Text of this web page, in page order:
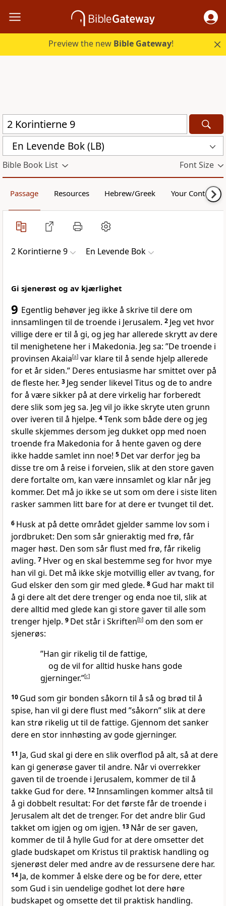
Preview the new Bible Gateway!
En Levende Bok (LB)
Bible Book List Font Size
Passage Resources Hebrew/Greek Your Content
2 Korintierne 9 En Levende Bok
Gi sjenerøst og av kjærlighet
9 Egentlig behøver jeg ikke å skrive til dere om
innsamlingen til de troende i Jerusalem. 2 Jeg vet hvor
villige dere er til å gi, og jeg har allerede skrytt av dere
til menighetene her i Makedonia. Jeg sa: ”De troende i
provinsen Akaia[a] var klare til å sende hjelp allerede
for et år siden.” Deres entusiasme har smittet over på
de fleste her. 3 Jeg sender likevel Titus og de to andre
for å være sikker på at dere virkelig har forberedt
dere slik som jeg sa. Jeg vil jo ikke skryte uten grunn
over iveren til å hjelpe. 4Tenk som både dere og jeg
skulle skjemmes dersom jeg dukket opp med noen
troende fra Makedonia for å hente gaven og dere
ikke hadde samlet inn noe! 5 Det var derfor jeg ba
disse tre om å reise i forveien, slik at den store gaven
dere fortalte om, kan være innsamlet og klar når jeg
kommer. Det må jo ikke se ut som om dere i siste liten
rasker sammen litt bare for at dere er tvunget til det.
6 Husk at på dette området gjelder samme lov som i
jordbruket: Den som sår gnieraktig med frø, får
mager høst. Den som sår flust med frø, får rikelig
avling. 7 Hver og en skal bestemme seg for hvor mye
han vil gi. Det må ikke skje motvillig eller av tvang, for
Gud elsker den som gir med glede. 8 Gud har makt til
å gi dere alt det dere trenger og enda noe til, slik at
dere alltid med glede kan gi store gaver til alle som
trenger hjelp. 9 Det står i Skriften[b] om den som er
sjenerøs:
”Han gir rikelig til de fattige,
og de vil for alltid huske hans gode
gjerninger.”[c]
10 Gud som gir bonden såkorn til å så og brød til å
spise, han vil gi dere flust med ”såkorn” slik at dere
kan strø rikelig ut til de fattige. Gjennom det sanker
dere en stor innhøsting av gode gjerninger.
11 Ja, Gud skal gi dere en slik overflod på alt, så at dere
kan gi generøse gaver til andre. Når vi overrekker
gaven til de troende i Jerusalem, kommer de til å
takke Gud for dere. 12Innsamlingen kommer altså til
å gi dobbelt resultat: For det første får de troende i
Jerusalem alt det de trenger. For det andre blir Gud
takket om igjen og om igjen. 13 Når de ser gaven,
kommer de til å hylle Gud for at dere omsetter det
glade budskapet om Kristus til praktisk handling og
sjenerøst deler med andre av de ressursene dere har.
14 Ja, de kommer å elske dere og be for dere, etter
som Gud i sin uendelige godhet lot dere høre
budskapet og omsette det til praktisk handling.